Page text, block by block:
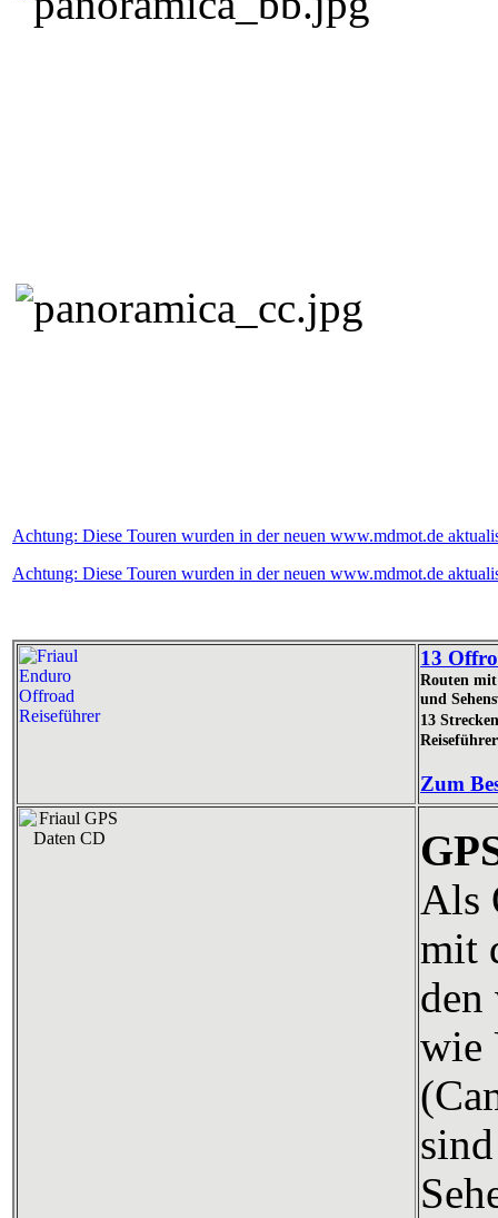
Achtung: Diese Touren wurden in der neuen www.mdmot.de
Achtung: Diese Touren wurden in der neuen www.mdmot.de
13
Routen
und
13
Zum
Als
mit
den
wie